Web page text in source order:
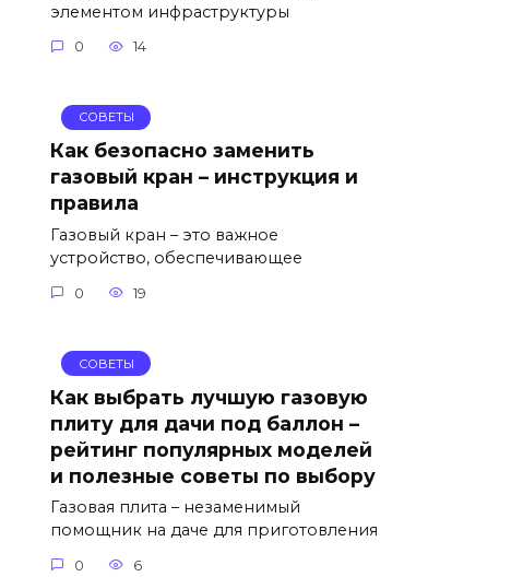
элементом инфраструктуры
0 14
СОВЕТЫ
Как безопасно заменить
газовый кран – инструкция и
правила
Газовый кран – это важное
устройство, обеспечивающее
0 19
СОВЕТЫ
Как выбрать лучшую газовую
плиту для дачи под баллон –
рейтинг популярных моделей
и полезные советы по выбору
Газовая плита – незаменимый
помощник на даче для приготовления
0 6